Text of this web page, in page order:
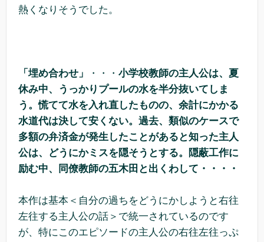
熱くなりそうでした。
「埋め合わせ」 ・・・ 小学校教師の主人公は、夏
休み中、うっかりプールの水を半分抜いてしま
う。慌てて水を入れ直したものの、余計にかかる
水道代は決して安くない。過去、類似のケースで
多額の弁済金が発生したことがあると知った主人
公は、どうにかミスを隠そうとする。隠蔽工作に
励む中、同僚教師の五木田と出くわして・・・・
本作は基本＜自分の過ちをどうにかしようと右往
左往する主人公の話＞で統一されているのです
が、特にこのエピソードの主人公の右往左往っぷ